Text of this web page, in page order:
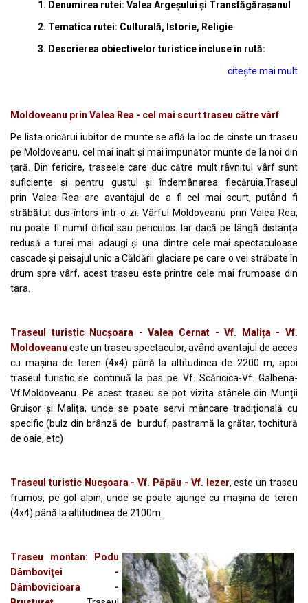
1. Denumirea rutei: Valea Argeșului și Transfăgărașanul
2. Tematica rutei: Culturală, Istorie, Religie
3. Descrierea obiectivelor turistice incluse în rută:
citește mai mult
Moldoveanu prin Valea Rea - cel mai scurt traseu către vârf
Pe lista oricărui iubitor de munte se află la loc de cinste un traseu
pe Moldoveanu, cel mai înalt și mai impunător munte de la noi din
țară. Din fericire, traseele care duc către mult râvnitul vârf sunt
suficiente și pentru gustul și îndemânarea fiecăruia.Traseul
prin Valea Rea are avantajul de a fi cel mai scurt, putând fi
străbătut dus-întors într-o zi. Vârful Moldoveanu prin Valea Rea,
nu poate fi numit dificil sau periculos. Iar dacă pe lângă distanța
redusă a turei mai adaugi și una dintre cele mai spectaculoase
cascade și peisajul unic a Căldării glaciare pe care o vei străbate în
drum spre vârf, acest traseu este printre cele mai frumoase din
tara.
Traseul turistic Nucșoara - Valea Cernat - Vf. Malița - Vf.
Moldoveanu este un traseu spectaculor, având avantajul de acces
cu mașina de teren (4x4) până la altitudinea de 2200 m, apoi
traseul turistic se continuă la pas pe Vf. Scăricica-Vf. Galbena-
Vf.Moldoveanu. Pe acest traseu se pot vizita stânele din Munții
Gruișor și Malița, unde se poate servi mâncare tradițională cu
specific (bulz din brânză de burduf, pastramă la grătar, tochitură
de oaie, etc)
Traseul turistic Nucșoara - Vf. Păpău - Vf. Iezer, este un traseu
frumos, pe gol alpin, unde se poate ajunge cu mașina de teren
(4x4) până la altitudinea de 2100m.
Traseu montan: Podu
Dâmboviţei -
Dâmbovicioara -